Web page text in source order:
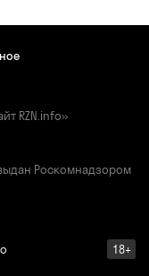
RZN.info»
Роскомнадзором
18+